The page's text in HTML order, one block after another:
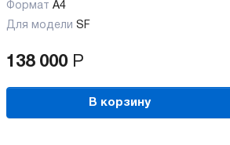
Формат A4
Для модели SF
138 000 Р
В корзину